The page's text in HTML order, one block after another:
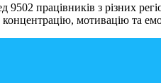
працівників з різних
мотивацію та